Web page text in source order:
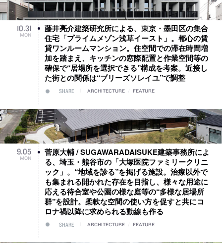
10.31
MON
藤井亮介建築研究所による、東京・墨田区の集合
住宅「プライムメゾン浅草イースト」。都心の賃
貸ワンルームマンション。住空間での滞在時間増
加を踏まえ、キッチンの窓際配置と作業空間等の
確保で“居場所を選択できる”構成を考案。近接し
た街との関係は“ブリーズソレイユ”で調整
SHARE ARCHITECTURE FEATURE
9.05
MON
菅原大輔 / SUGAWARADAISUKE建築事務所によ
る、埼玉・熊谷市の「大塚医院ファミリークリニ
ック」。“地域を診る”を掲げる施設。治療以外で
も集まれる開かれた存在を目指し、様々な用途に
応える待合室や公園の様な庭等の“多様な居場所
群”を設計。柔軟な空間の使い方を促すと共にコ
ロナ禍以降に求められる動線も作る
SHARE ARCHITECTURE FEATURE